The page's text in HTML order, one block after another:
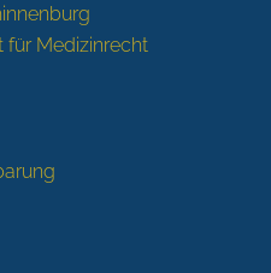
für Medizinrecht